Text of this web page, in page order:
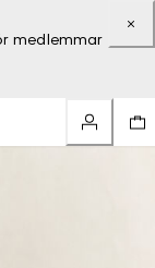
medlemmar